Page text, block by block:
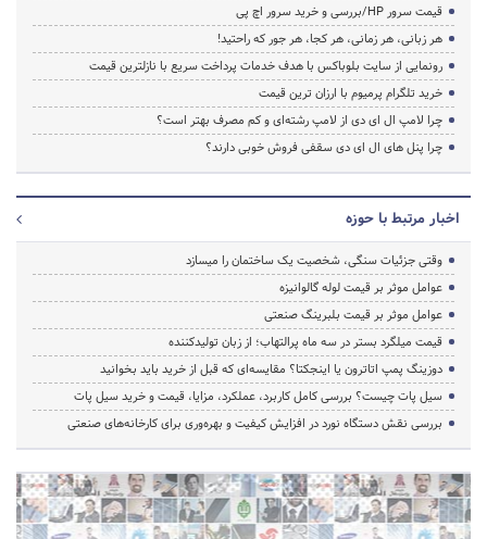
قیمت سرور HP/بررسی و خرید سرور اچ پی
هر زبانی، هر زمانی، هر کجا، هر جور که راحتید!
رونمایی از سایت بلوباکس با هدف خدمات پرداخت سریع با نازلترین قیمت
خرید تلگرام پرمیوم با ارزان ترین قیمت
چرا لامپ ال ای دی از لامپ رشته‌ای و کم مصرف بهتر است؟
چرا پنل های ال ای دی سقفی فروش خوبی دارند؟
اخبار مرتبط با حوزه
وقتی جزئیات سنگی، شخصیت یک ساختمان را میسازد
عوامل موثر بر قیمت لوله گالوانیزه
عوامل موثر بر قیمت بلبرینگ صنعتی
قیمت میلگرد بستر در سه ماه پرالتهاب؛ از زبان تولیدکننده
دوزینگ پمپ اتاترون یا اینجکتا؟ مقایسه‌ای که قبل از خرید باید بخوانید
سیل پات چیست؟ بررسی کامل کاربرد، عملکرد، مزایا، قیمت و خرید سیل پات
بررسی نقش دستگاه نورد در افزایش کیفیت و بهره‌وری برای کارخانه‌های صنعتی